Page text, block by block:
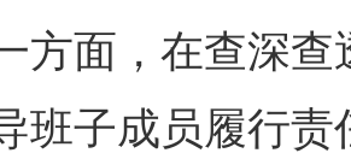
方面，在查深
班子成员履行